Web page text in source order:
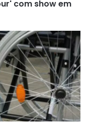
com show em